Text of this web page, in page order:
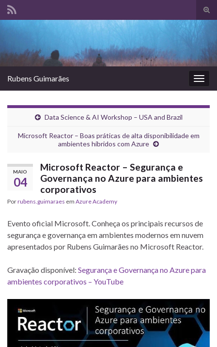
Rubens Guimarães
Data Science & AI Workshop – USA and Brazil
Microsoft Reactor – Boas práticas de alta disponibilidade em
ambientes híbridos com Azure
MAIO
04
Microsoft Reactor – Segurança e
Governança no Azure para ambientes
corporativos
Porrubens.guimaraes em Azure Academy
Evento oficial Microsoft. Conheça os principais recursos de
segurança e governança em ambientes modernos em nuvem
apresentados por Rubens Guimarães no Microsoft Reactor.
Gravação disponível: Segurança e Governança no Azure para
ambientes corporativos – YouTube